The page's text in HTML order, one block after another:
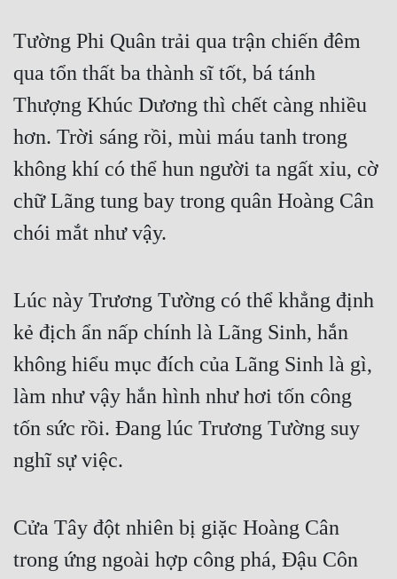
Truyện Dịch
Truyện Nhập Môn
Truyện ngắn
Cổ Đại
Du Hí
Dã Sử
Dị Giới
Dị Năng
Góc Nhìn Nam
Góc Nhìn Nữ
Tường Phi Quân trải qua trận chiến đêm
qua tổn thất ba thành sĩ tốt, bá tánh
Thượng Khúc Dương thì chết càng nhiều
hơn. Trời sáng rồi, mùi máu tanh trong
không khí có thể hun người ta ngất xỉu, cờ
chữ Lãng tung bay trong quân Hoàng Cân
chói mắt như vậy.
Lúc này Trương Tường có thể khẳng định
kẻ địch ẩn nấp chính là Lãng Sinh, hắn
không hiểu mục đích của Lãng Sinh là gì,
làm như vậy hắn hình như hơi tốn công
tốn sức rồi. Đang lúc Trương Tường suy
nghĩ sự việc.
Cửa Tây đột nhiên bị giặc Hoàng Cân
trong ứng ngoài hợp công phá, Đậu Côn